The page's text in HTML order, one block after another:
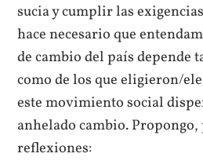
sucia y cumplir las
hace necesario que
de cambio del país depende
como de los que eligieron/
este movimiento social
anhelado cambio. Propongo,
reflexiones: